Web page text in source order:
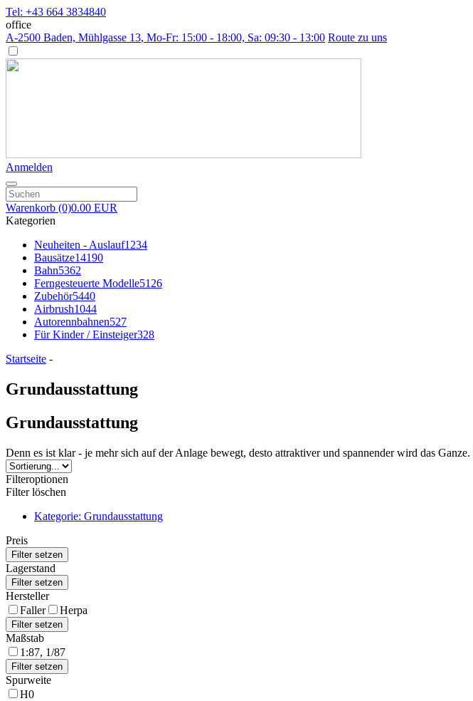
Tel: +43 664 3834840
office
A-2500 Baden, Mühlgasse 13, Mo-Fr: 15:00 - 18:00, Sa: 09:30 - 13:00 Route zu uns
Anmelden
Warenkorb (0)0.00 EUR
Kategorien
Neuheiten - Auslauf1234
Bausätze14190
Bahn5362
Ferngesteuerte Modelle5126
Zubehör5440
Airbrush1044
Autorennbahnen527
Für Kinder / Einsteiger328
Startseite -
Grundausstattung
Grundausstattung
Denn es ist klar - je mehr sich auf der Anlage bewegt, desto attraktiver und spannender wird das
Filteroptionen
Filter löschen
Kategorie: Grundausstattung
Preis
Lagerstand
Hersteller
Faller
Herpa
Maßstab
1:87, 1/87
Spurweite
H0